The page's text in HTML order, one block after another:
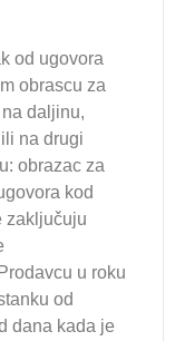
od ugovora
obrascu za
daljinu,
na drugi
obrazac za
kod
zaključuju
u roku
od
dana kada je